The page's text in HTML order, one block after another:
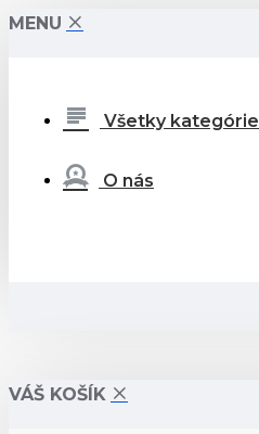
MENU
Všetky kategórie
O nás
VÁŠ KOŠÍK